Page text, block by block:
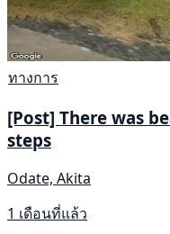
ทางการ
[Post] There was
steps
Odate, Akita
1 เดือนที่แล้ว